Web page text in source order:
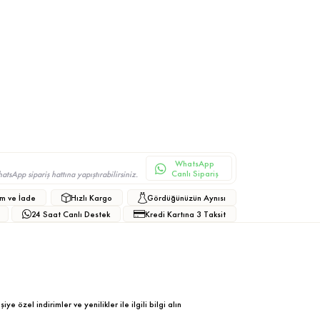
sipariş hattına yapıştırabilirsiniz.
WhatsApp
Canlı Sipariş
ve İade Hızlı Kargo
Gördüğünüzün Aynısı
24 Saat Canlı Destek
Kredi Kartına 3 Taksit
özel indirimler ve yenilikler ile ilgili bilgi alın